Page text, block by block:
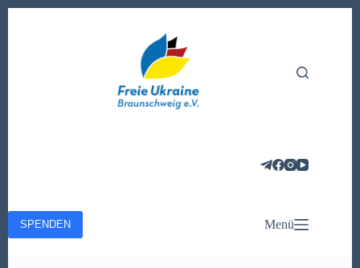
SPENDEN Menü